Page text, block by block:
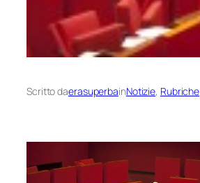
Scritto daerasuperbainNotizie, Rubriche